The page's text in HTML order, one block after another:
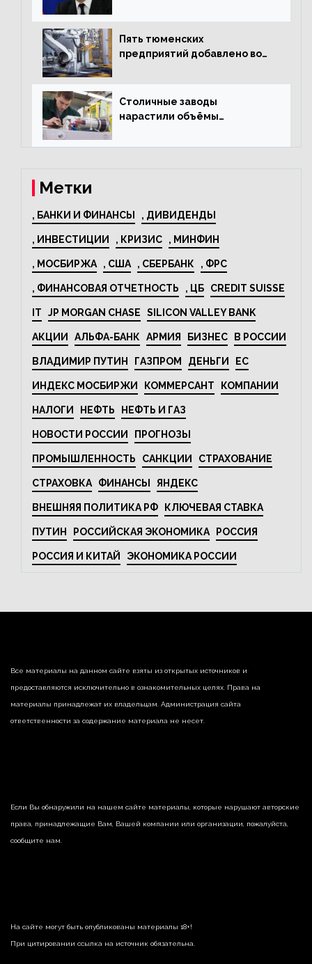
Пять тюменских
предприятий добавлено во
туризма
Столичные заводы
нарастили объёмы
электрооборудования на
Метки
, БАНКИ И ФИНАНСЫ , ДИВИДЕНДЫ
, ИНВЕСТИЦИИ , КРИЗИС , МИНФИН
, МОСБИРЖА , США , СБЕРБАНК , ФРС
, ФИНАНСОВАЯ ОТЧЕТНОСТЬ , ЦБ CREDIT SUISSE
IT JP MORGAN CHASE SILICON VALLEY BANK
АКЦИИ АЛЬФА-БАНК АРМИЯ БИЗНЕС В РОССИИ
ВЛАДИМИР ПУТИН ГАЗПРОМ ДЕНЬГИ ЕС
ИНДЕКС МОСБИРЖИ КОММЕРСАНТ КОМПАНИИ
НАЛОГИ НЕФТЬ НЕФТЬ И ГАЗ
НОВОСТИ РОССИИ ПРОГНОЗЫ
ПРОМЫШЛЕННОСТЬ САНКЦИИ СТРАХОВАНИЕ
СТРАХОВКА ФИНАНСЫ ЯНДЕКС
ВНЕШНЯЯ ПОЛИТИКА РФ КЛЮЧЕВАЯ СТАВКА
ПУТИН РОССИЙСКАЯ ЭКОНОМИКА РОССИЯ
РОССИЯ И КИТАЙ ЭКОНОМИКА РОССИИ
Все материалы на данном сайте взяты из открытых источников и
предоставляются исключительно в ознакомительных целях. Права на
материалы принадлежат их владельцам. Администрация сайта
ответственности за содержание материала не несет.
Если Вы обнаружили на нашем сайте материалы, которые нарушают авторские
права, принадлежащие Вам, Вашей компании или организации, пожалуйста,
сообщите нам.
На сайте могут быть опубликованы материалы 18+!
При цитировании ссылка на источник обязательна.